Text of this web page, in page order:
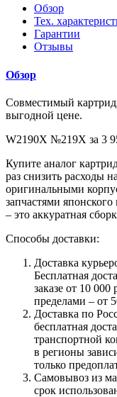
Обзор
Тех.
Гарантии
Отзывы
Обзор
Совместимый
выгодной цене.
W2190X №219X за 3
Купите аналог
раз снизить расходы
оригинальными
запчастями
– это аккуратная
Способы доставки:
Доставка
Бесплатная
заказе от 10
пределами – от
Доставка по
бесплатная
транспортной
в регионы
только
Самовывоз из
срок